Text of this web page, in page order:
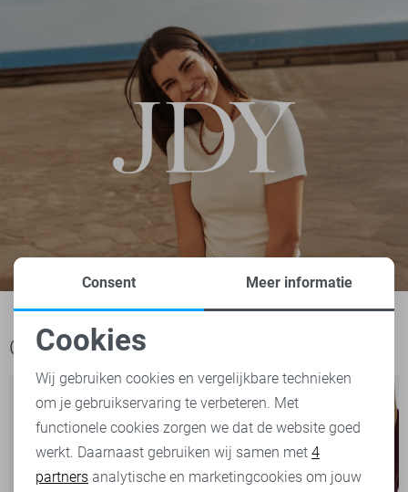
Ook het bekijken waard
Noodzakelijke cookies
Personalisatie cookies
Analytische cookies
Consent Meer informatie
Cookies
Wij gebruiken cookies en vergelijkbare technieken
om je gebruikservaring te verbeteren. Met
functionele cookies zorgen we dat de website goed
werkt. Daarnaast gebruiken wij samen met 4
partners analytische en marketingcookies om jouw